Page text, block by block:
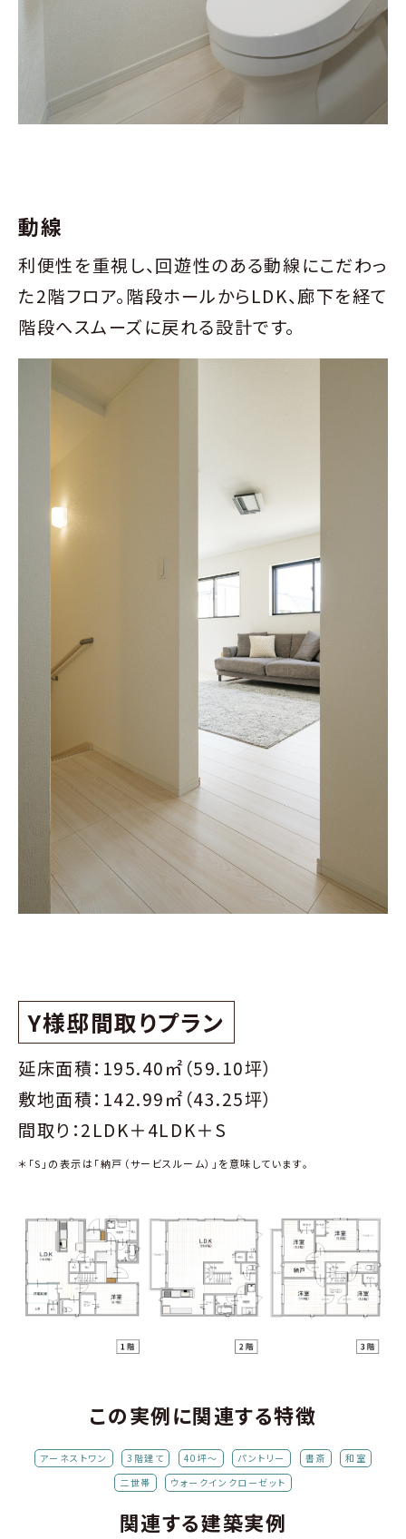
動線
利便性を重視し、回遊性のある動線にこだわっ
た2階フロア。階段ホールからLDK、廊下を経て
階段へスムーズに戻れる設計です。
Y様邸間取りプラン
延床面積：195.40㎡（59.10坪）
敷地面積：142.99㎡（43.25坪）
間取り：2LDK＋4LDK＋S
＊「S」の表示は「納戸（サービスルーム）」を意味しています。
この実例に関連する特徴
アーネストワン 3階建て 40坪～ パントリー 書斎
和室
二世帯
ウォークインクローゼット
関連する建築実例